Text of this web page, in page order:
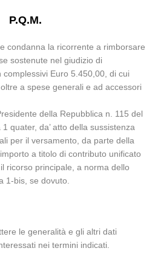
P.Q.M.
condanna la ricorrente a rimborsare
sostenute nel giudizio di
Euro 5.450,00, di cui
a spese generali e ad accessori
della Repubblica n. 115 del
quater, da’ atto della sussistenza
per il versamento, da parte della
a titolo di contributo unificato
ricorso principale, a norma dello
1-bis, se dovuto.
le generalità e gli altri dati
nei termini indicati.